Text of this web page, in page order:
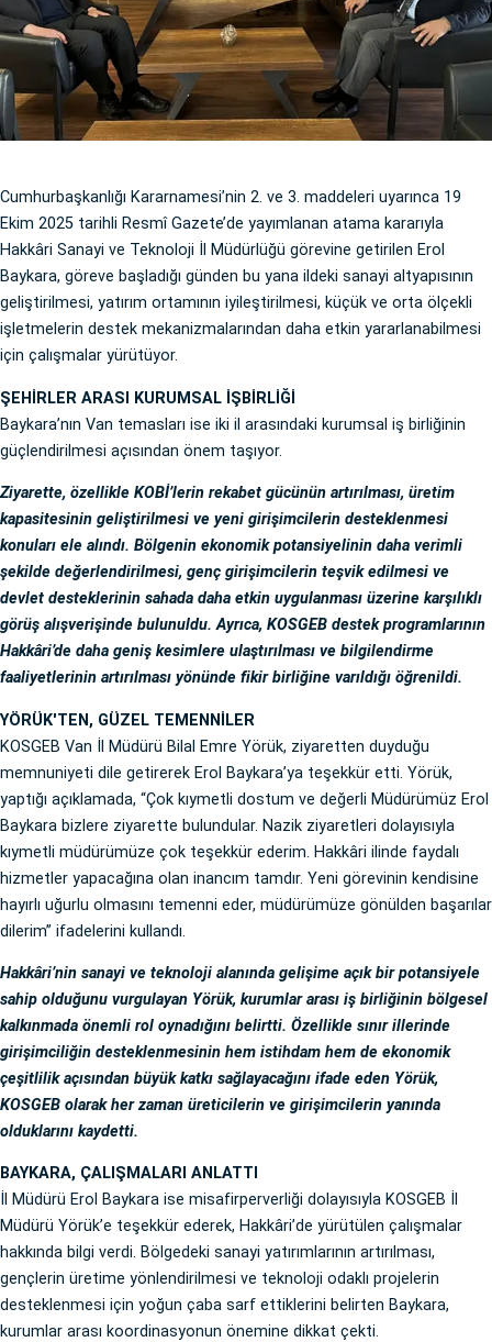
Cumhurbaşkanlığı Kararnamesi’nin 2. ve 3. maddeleri uyarınca 19
Ekim 2025 tarihli Resmî Gazete’de yayımlanan atama kararıyla
Hakkâri Sanayi ve Teknoloji İl Müdürlüğü görevine getirilen Erol
Baykara, göreve başladığı günden bu yana ildeki sanayi altyapısının
geliştirilmesi, yatırım ortamının iyileştirilmesi, küçük ve orta ölçekli
işletmelerin destek mekanizmalarından daha etkin yararlanabilmesi
için çalışmalar yürütüyor.
ŞEHİRLER ARASI KURUMSAL İŞBİRLİĞİ
Baykara’nın Van temasları ise iki il arasındaki kurumsal iş birliğinin
güçlendirilmesi açısından önem taşıyor.
Ziyarette, özellikle KOBİ’lerin rekabet gücünün artırılması, üretim
kapasitesinin geliştirilmesi ve yeni girişimcilerin desteklenmesi
konuları ele alındı. Bölgenin ekonomik potansiyelinin daha verimli
şekilde değerlendirilmesi, genç girişimcilerin teşvik edilmesi ve
devlet desteklerinin sahada daha etkin uygulanması üzerine karşılıklı
görüş alışverişinde bulunuldu. Ayrıca, KOSGEB destek programlarının
Hakkâri’de daha geniş kesimlere ulaştırılması ve bilgilendirme
faaliyetlerinin artırılması yönünde fikir birliğine varıldığı öğrenildi.
YÖRÜK'TEN, GÜZEL TEMENNİLER
KOSGEB Van İl Müdürü Bilal Emre Yörük, ziyaretten duyduğu
memnuniyeti dile getirerek Erol Baykara’ya teşekkür etti. Yörük,
yaptığı açıklamada, “Çok kıymetli dostum ve değerli Müdürümüz Erol
Baykara bizlere ziyarette bulundular. Nazik ziyaretleri dolayısıyla
kıymetli müdürümüze çok teşekkür ederim. Hakkâri ilinde faydalı
hizmetler yapacağına olan inancım tamdır. Yeni görevinin kendisine
hayırlı uğurlu olmasını temenni eder, müdürümüze gönülden başarılar
dilerim” ifadelerini kullandı.
Hakkâri’nin sanayi ve teknoloji alanında gelişime açık bir potansiyele
sahip olduğunu vurgulayan Yörük, kurumlar arası iş birliğinin bölgesel
kalkınmada önemli rol oynadığını belirtti. Özellikle sınır illerinde
girişimciliğin desteklenmesinin hem istihdam hem de ekonomik
çeşitlilik açısından büyük katkı sağlayacağını ifade eden Yörük,
KOSGEB olarak her zaman üreticilerin ve girişimcilerin yanında
olduklarını kaydetti.
BAYKARA, ÇALIŞMALARI ANLATTI
İl Müdürü Erol Baykara ise misafirperverliği dolayısıyla KOSGEB İl
Müdürü Yörük’e teşekkür ederek, Hakkâri’de yürütülen çalışmalar
hakkında bilgi verdi. Bölgedeki sanayi yatırımlarının artırılması,
gençlerin üretime yönlendirilmesi ve teknoloji odaklı projelerin
desteklenmesi için yoğun çaba sarf ettiklerini belirten Baykara,
kurumlar arası koordinasyonun önemine dikkat çekti.